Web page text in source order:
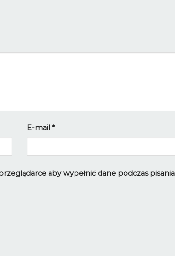
E-mail *
aby wypełnić dane podczas pisania